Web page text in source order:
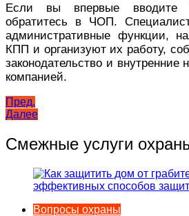
Если вы впервые вводите
обратитесь в ЧОП.
административные функции,
КПП и организуют их работу,
законодательство и
компанией.
Навигация
по
записям
Пред.
Далее
Смежные услуги
Вопросы охраны